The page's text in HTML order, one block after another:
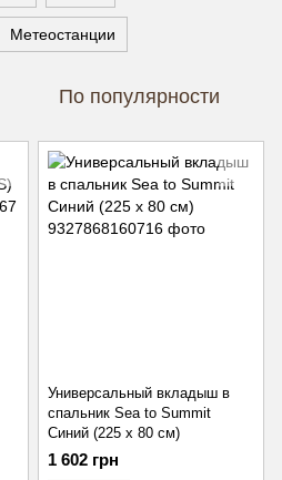
Метеостанции
По популярности
Универсальный вкладыш в
спальник Sea to Summit
Синий (225 х 80 см)
1 602 грн